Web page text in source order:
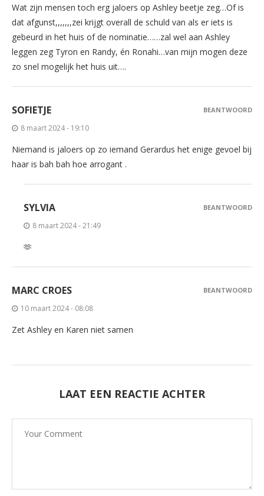
Wat zijn mensen toch erg jaloers op Ashley beetje zeg…Of is
dat afgunst,,,,,,,zei krijgt overall de schuld van als er iets is
gebeurd in het huis of de nominatie……zal wel aan Ashley
leggen zeg Tyron en Randy, én Ronahi…van mijn mogen deze
zo snel mogelijk het huis uit….
SOFIETJE
8 maart 2024 - 19:10
Niemand is jaloers op zo iemand Gerardus het enige gevoel bij
haar is bah bah hoe arrogant .
BEANTWOORD
SYLVIA
8 maart 2024 - 21:49
🫶
BEANTWOORD
MARC CROES
10 maart 2024 - 08:08
Zet Ashley en Karen niet samen
BEANTWOORD
LAAT EEN REACTIE ACHTER